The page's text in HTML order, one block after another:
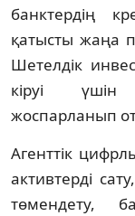
банктердің
қатысты жаңа
Шетелдік
кіруі үшін
жоспарланып
Агенттік
активтерді
төмендету,